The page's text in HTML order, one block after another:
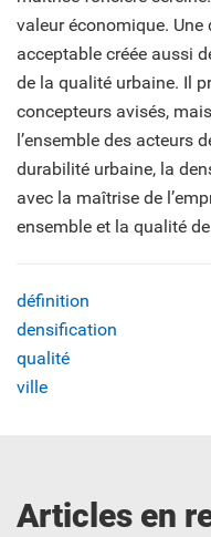
valeur économique.
acceptable créée aussi
de la qualité urbaine. Il
concepteurs avisés,
l’ensemble des acteurs
durabilité urbaine, la
avec la maîtrise de
ensemble et la qualité
définition
densification
qualité
ville
Articles en